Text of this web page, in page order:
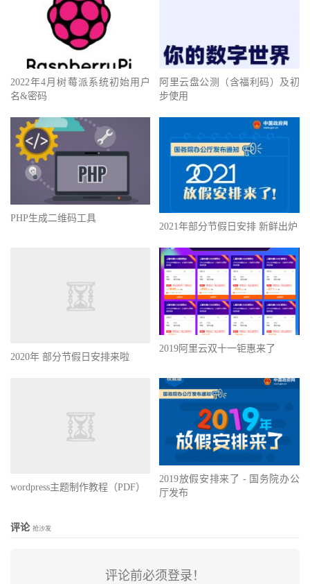
2022年4月树莓派系统初始用户
名&密码
阿里云盘公测（含福利码）及初
步使用
PHP生成二维码工具
2021年部分节假日安排 新鲜出炉
2020年 部分节假日安排来啦
2019阿里云双十一钜惠来了
wordpress主题制作教程（PDF）
2019放假安排来了 - 国务院办公
厅发布
评论 抢沙发
评论前必须登录！